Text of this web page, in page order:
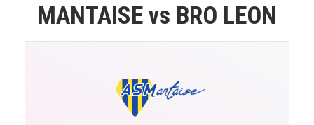
MANTAISE vs BRO LEON